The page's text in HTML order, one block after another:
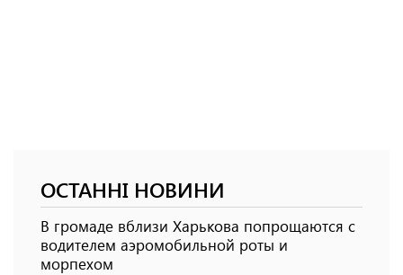
ОСТАННІ НОВИНИ
В громаде вблизи Харькова попрощаются с
водителем аэромобильной роты и
морпехом